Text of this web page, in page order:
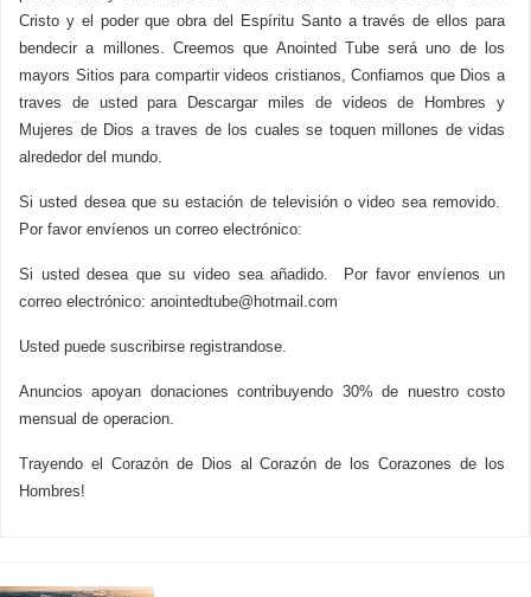
Cristo y el poder que obra del Espíritu Santo a través de ellos para
bendecir a millones. Creemos que Anointed Tube será uno de los
mayors Sitios para compartir videos cristianos, Confiamos que Dios a
traves de usted para Descargar miles de videos de Hombres y
Mujeres de Dios a traves de los cuales se toquen millones de vidas
alrededor del mundo.
Si usted desea que su estación de televisión o video sea removido.
Por favor envíenos un correo electrónico:
Si usted desea que su video sea añadido. Por favor envíenos un
correo electrónico: anointedtube@hotmail.com
Usted puede suscribirse registrandose.
Anuncios apoyan donaciones contribuyendo 30% de nuestro costo
mensual de operacion.
Trayendo el Corazón de Dios al Corazón de los Corazones de los
Hombres!